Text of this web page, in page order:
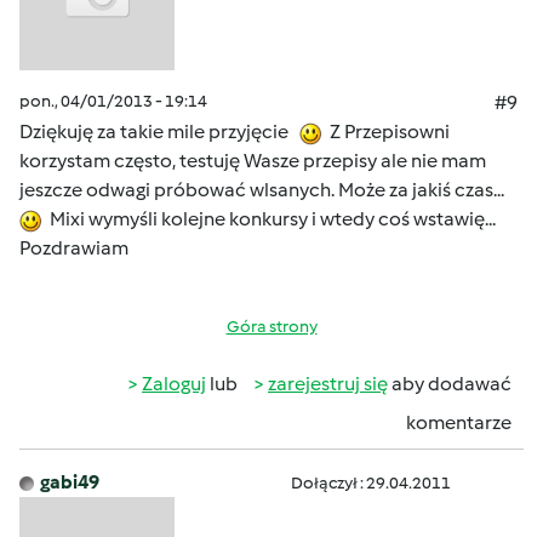
pon., 04/01/2013 - 19:14
#9
Dziękuję za takie mile przyjęcie
Z Przepisowni
korzystam często, testuję Wasze przepisy ale nie mam
jeszcze odwagi próbować wlsanych. Może za jakiś czas...
Mixi wymyśli kolejne konkursy i wtedy coś wstawię...
Pozdrawiam
Góra strony
Zaloguj lub zarejestruj sięaby dodawać
komentarze
gabi49 Dołączył : 29.04.2011